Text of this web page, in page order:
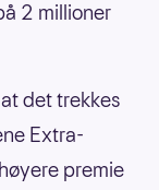
2 millioner
det trekkes
Extra-
premie